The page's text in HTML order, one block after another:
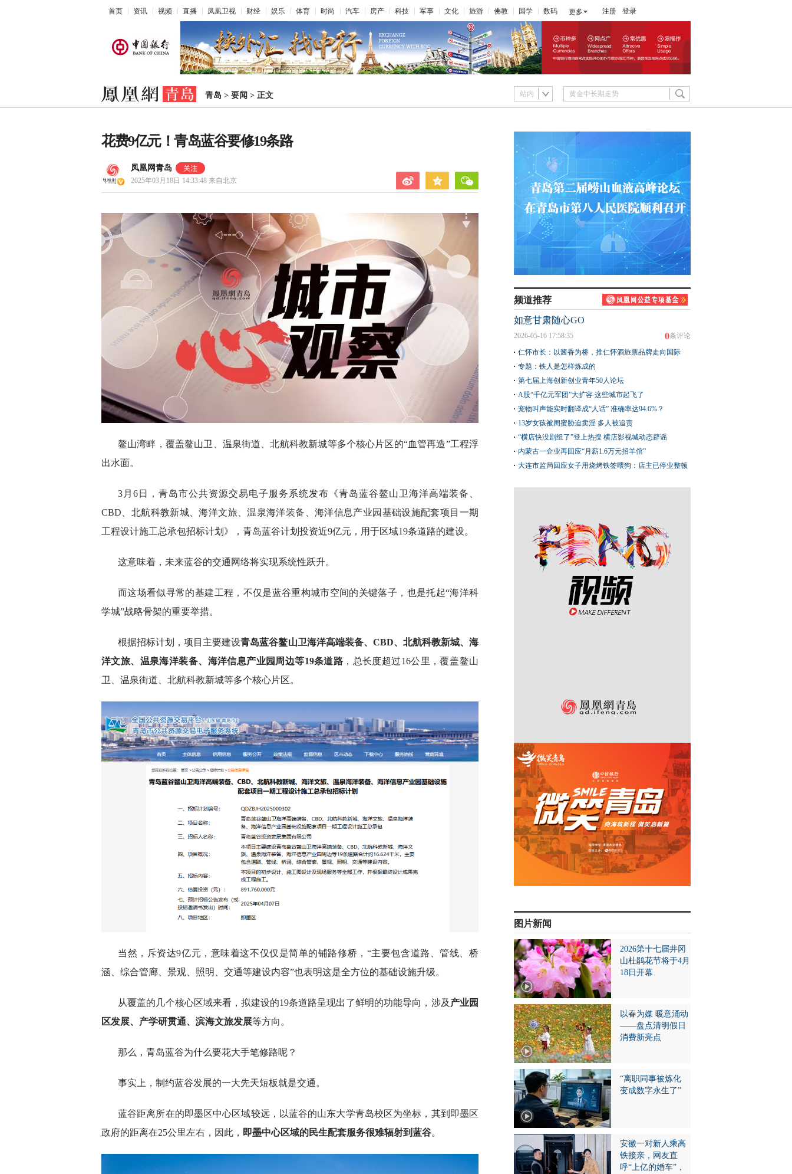
首页 资讯 视频 直播 凤凰卫视 财经 娱乐 体育 时尚 汽车 房产 科技 军事 文化 旅游 佛教 国学 数码 更多 注册 登录
青岛 > 要闻 > 正文 站内
花费9亿元！青岛蓝谷要修19条路
凤凰网青岛
2025年03月18日 14:33:48 来自北京
鳌山湾畔，覆盖鳌山卫、温泉街道、北航科教新城‌等多个核心片区的“血管再造”工程浮
出水面。
3月6日，青岛市公共资源交易电子服务系统发布《青岛蓝谷鳌山卫海洋高端装备、
CBD、北航科教新城、海洋文旅、温泉海洋装备、海洋信息产业园基础设施配套项目一期
工程设计施工总承包招标计划》，青岛蓝谷计划投资近9亿元，用于区域19条道路的建设。
这意味着，未来蓝谷的交通网络将实现系统性跃升。
而这场看似寻常的基建工程，不仅是蓝谷重构城市空间的关键落子，也是托起“海洋科
学城”战略骨架的重要举措。
根据招标计划，项目主要建设青岛蓝谷鳌山卫海洋高端装备、CBD、北航科教新城、海
洋文旅、温泉海洋装备、海洋信息产业园周边等19条道路 ，总长度超过16公里，覆盖‌鳌山
卫、温泉街道、北航科教新城‌等多个核心片区。
当然，斥资达9亿元，意味着这不仅仅是简单的铺路修桥，“主要包含道路、管线、桥
涵、综合管廊、景观、照明、交通等建设内容”也表明这是全方位的基础设施升级。
从覆盖的几个核心区域来看，拟建设的19条道路呈现出了鲜明的功能导向，涉及 产业园
区发展、产学研贯通、滨海文旅发展等方向。
那么，青岛蓝谷为什么要花大手笔修路呢？
事实上，制约蓝谷发展的一大先天短板就是交通。
蓝谷距离所在的即墨区中心区域较远，以蓝谷的山东大学青岛校区为坐标，其到即墨区
政府的距离在25公里左右，因此， 即墨中心区域的民生配套服务很难辐射到蓝谷。
频道推荐
如意甘肃随心GO
0条评论
2026-05-16 17:58:35
仁怀市长：以酱香为桥，推仁怀酒旅票品牌走向国际
专题：铁人是怎样炼成的
第七届上海创新创业青年50人论坛
A股“千亿元军团”大扩容 这些城市起飞了
宠物叫声能实时翻译成“人话” 准确率达94.6%？
13岁女孩被闺蜜胁迫卖淫 多人被追责
“横店快没剧组了”登上热搜 横店影视城动态辟谣
内蒙古一企业再回应“月薪1.6万元招羊倌”
大连市监局回应女子用烧烤铁签喂狗：店主已停业整顿
图片新闻
2026第十七届井冈
山杜鹃花节将于4月
18日开幕
以春为媒 暖意涌动
——盘点清明假日
消费新亮点
“离职同事被炼化
变成数字永生了”
安徽一对新人乘高
铁接亲，网友直
呼“上亿的婚车”，